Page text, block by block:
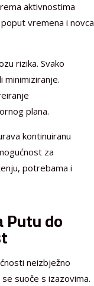
aktivnostima
vremena i novca
rizika. Svako
minimiziranje.
plana.
kontinuiranu
za
potrebama i
do
neizbježno
suoče s izazovima.